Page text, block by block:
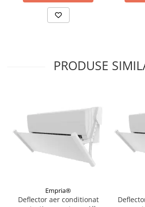
PRODUSE
Empria®
Deflector aer conditionat